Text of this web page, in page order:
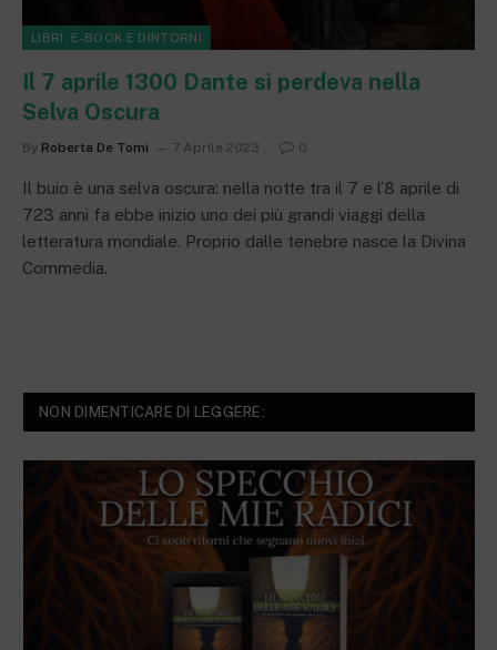
LIBRI, E-BOOK E DINTORNI
Il 7 aprile 1300 Dante si perdeva nella
Selva Oscura
By Roberta De Tomi 7 Aprile 2023 0
Il buio è una selva oscura: nella notte tra il 7 e l’8 aprile di
723 anni fa ebbe inizio uno dei più grandi viaggi della
letteratura mondiale. Proprio dalle tenebre nasce la Divina
Commedia.
NON DIMENTICARE DI LEGGERE: